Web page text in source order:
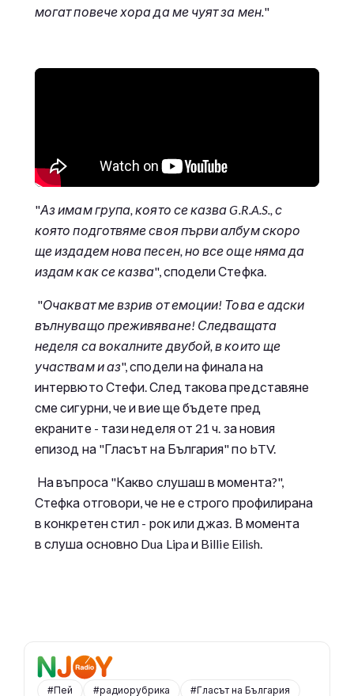
могат повече хора да ме чуят за мен."
"Аз имам група, която се казва G.R.A.S., с
която подготвяме своя първи албум скоро
ще издадем нова песен, но все още няма да
издам как се казва", сподели Стефка.
"Очакват ме взрив от емоции! Това е адски
вълнуващо преживяване! Следващата
неделя са вокалните двубой, в които ще
участвам и аз", сподели на финала на
интервюто Стефи. След такова представяне
сме сигурни, че и вие ще бъдете пред
екраните - тази неделя от 21 ч. за новия
епизод на "Гласът на България" по bTV.
На въпроса "Какво слушаш в момента?",
Стефка отговори, че не е строго профилирана
в конкретен стил - рок или джаз. В момента
в слуша основно Dua Lipa и Billie Eilish.
#Пей #радиорубрика #Гласът на България